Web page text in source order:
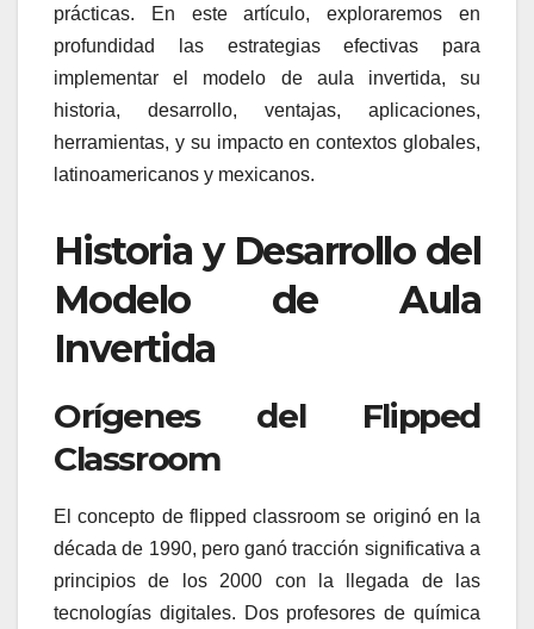
prácticas. En este artículo, exploraremos en
profundidad las estrategias efectivas para
implementar el modelo de aula invertida, su
historia, desarrollo, ventajas, aplicaciones,
herramientas, y su impacto en contextos globales,
latinoamericanos y mexicanos.
Historia y Desarrollo del
Modelo de Aula
Invertida
Orígenes del Flipped
Classroom
El concepto de flipped classroom se originó en la
década de 1990, pero ganó tracción significativa a
principios de los 2000 con la llegada de las
tecnologías digitales. Dos profesores de química